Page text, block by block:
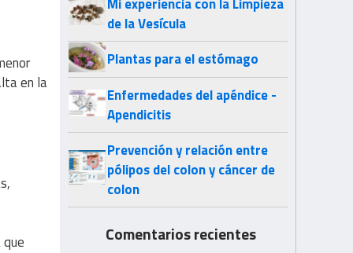
en la
de la Vesícula
Plantas para el estómago
Enfermedades del apéndice -
Apendicitis
Prevención y relación entre
pólipos del colon y cáncer de
colon
Comentarios recientes